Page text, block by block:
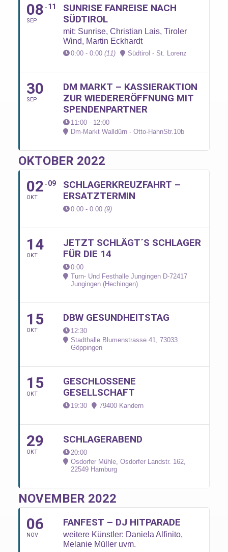
08
SEP
11
SUNRISE FANREISE NACH
SÜDTIROL
mit: Sunrise, Christian Lais, Tiroler
Wind, Martin Eckhardt
0:00 - 0:00 (11) Südtirol - St. Lorenz
30
SEP
DM MARKT – KASSIERAKTION
ZUR WIEDERERÖFFNUNG MIT
SPENDENPARTNER
11:00 - 12:00
Dm-Markt Walldürn - Otto-HahnStr.10b
OKTOBER 2022
02
OKT
09
SCHLAGERKREUZFAHRT –
ERSATZTERMIN
0:00 - 0:00 (9)
14
OKT
JETZT SCHLÄGT´S SCHLAGER
FÜR DIE 14
0:00
Turn- Und Festhalle Jungingen D-72417
Jungingen (Hechingen)
15
OKT
DBW GESUNDHEITSTAG
12:30
Stadthalle Blumenstrasse 41, 73033
Göppingen
15
OKT
GESCHLOSSENE
GESELLSCHAFT
19:30 79400 Kandern
29
OKT
SCHLAGERABEND
20:00
Osdorfer Mühle, Osdorfer Landstr. 162,
22549 Hamburg
NOVEMBER 2022
06
NOV
FANFEST – DJ HITPARADE
weitere Künstler: Daniela Alfinito,
Melanie Müller uvm.